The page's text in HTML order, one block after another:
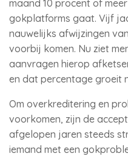
maand 10 procent of
gokplatforms gaat. Vijf
nauwelijks afwijzingen
voorbij komen. Nu ziet
aanvragen hierop
en dat percentage groeit
Om overkreditering en
voorkomen, zijn de
afgelopen jaren steeds
iemand met een